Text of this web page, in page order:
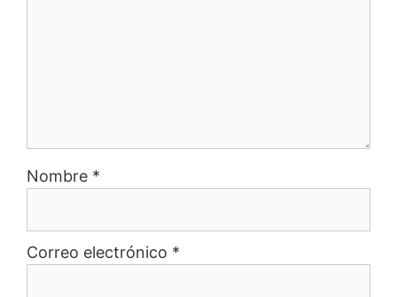
Nombre *
Correo electrónico *